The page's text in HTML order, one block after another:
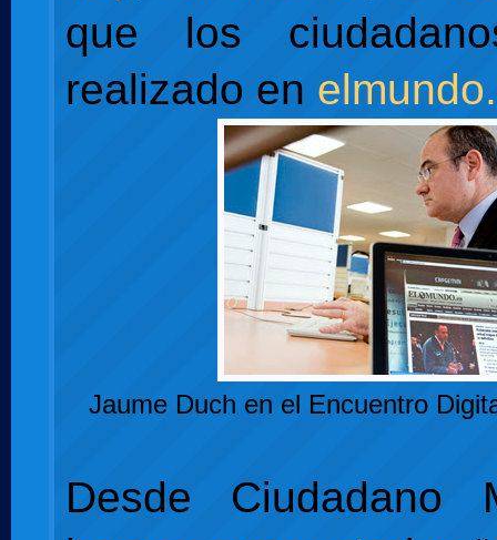
que los
realizado en
Jaume Duch en el Encuentro
Desde Ciudadano